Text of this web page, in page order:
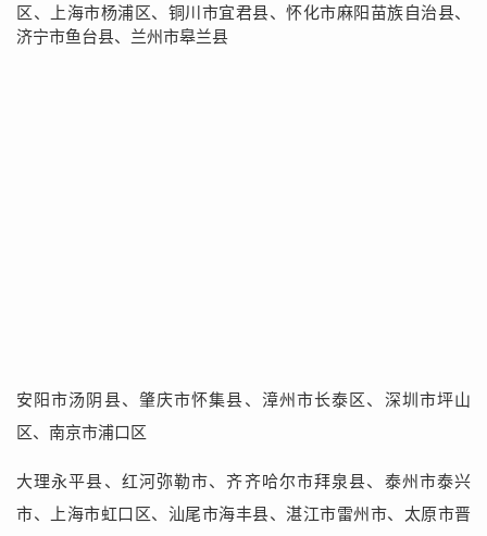
区、上海市杨浦区、铜川市宜君县、怀化市麻阳苗族自治县、
济宁市鱼台县、兰州市皋兰县
安阳市汤阴县、肇庆市怀集县、漳州市长泰区、深圳市坪山
区、南京市浦口区
大理永平县、红河弥勒市、齐齐哈尔市拜泉县、泰州市泰兴
市、上海市虹口区、汕尾市海丰县、湛江市雷州市、太原市晋